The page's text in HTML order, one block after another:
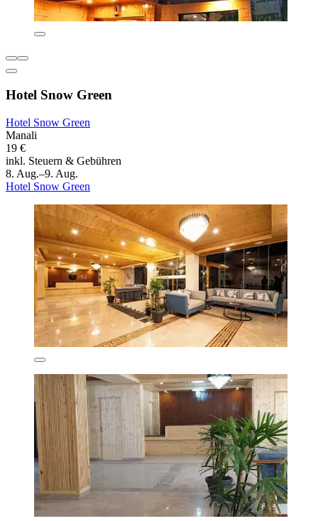
Hotel Snow Green
Hotel Snow Green
Manali
19 €
inkl. Steuern & Gebühren
8. Aug.–9. Aug.
Hotel Snow Green